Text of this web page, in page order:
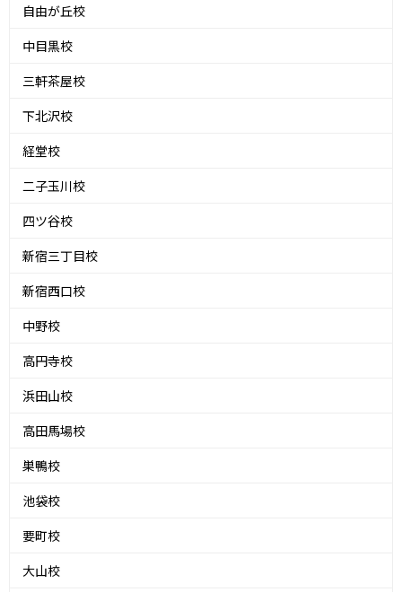
自由が丘校
中目黒校
三軒茶屋校
下北沢校
経堂校
二子玉川校
四ツ谷校
新宿三丁目校
新宿西口校
中野校
高円寺校
浜田山校
高田馬場校
巣鴨校
池袋校
要町校
大山校